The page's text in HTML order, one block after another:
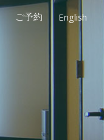
ご予約 English